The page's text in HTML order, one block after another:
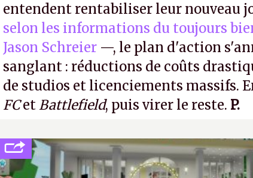
entendent rentabiliser leur nouveau
selon les informations du toujours
Jason Schreier —, le plan d'action
sanglant : réductions de coûts
de studios et licenciements massifs.
FCet Battlefield, puis virer le reste. P.